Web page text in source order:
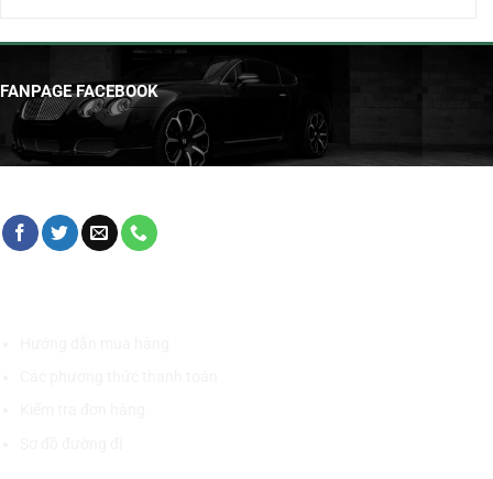
FANPAGE FACEBOOK